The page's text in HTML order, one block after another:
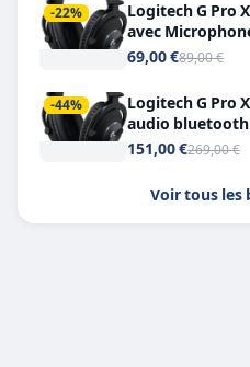
-22%
Logitech G Pro
avec
Headphone X 7.1
69,00 €89,00 €
-44%
Logitech G Pro
audio bluetooth
151,00 €269,00 €
Voir tous les